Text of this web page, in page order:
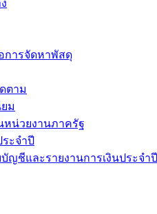
การจัดหาพัสดุ
ตาม
ม
หน่วยงานภาครัฐ
ะจำปี
ญชีและรายงานการเงินประจำปี